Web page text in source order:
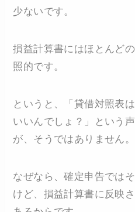
少ないです。
損益計算書にはほとんど
照的です。
というと、「貸借対照表
いいんでしょ？」という
が、そうではありません。
なぜなら、確定申告では
けど、損益計算書に反映